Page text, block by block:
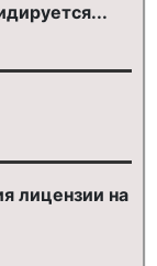
лицензии на